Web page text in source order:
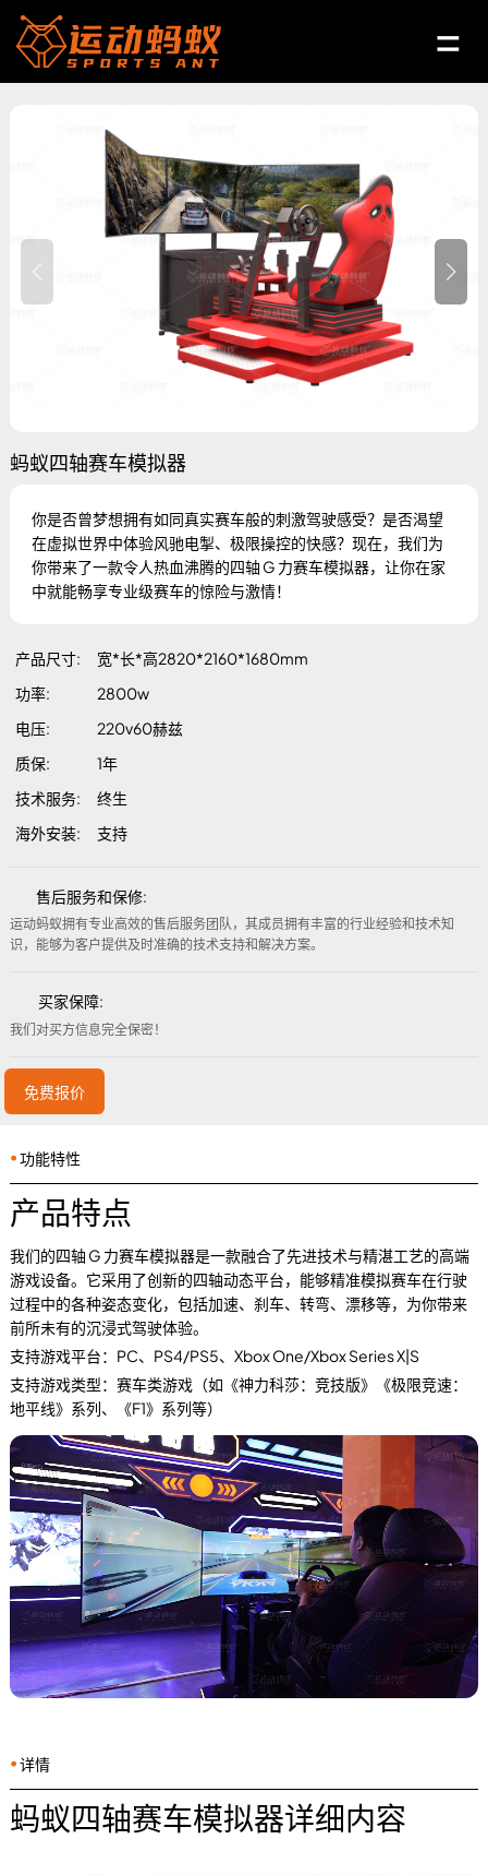
蚂蚁四轴赛车模拟器
你是否曾梦想拥有如同真实赛车般的刺激驾驶感受？是否渴望
在虚拟世界中体验风驰电掣、极限操控的快感？现在，我们为
你带来了一款令人热血沸腾的四轴 G 力赛车模拟器，让你在家
中就能畅享专业级赛车的惊险与激情！
产品尺寸
宽*长*高2820*2160*1680mm
功率
2800w
电压
220v60赫兹
质保
1年
技术服务
终生
海外安装
支持
售后服务和保修:
运动蚂蚁拥有专业高效的售后服务团队，其成员拥有丰富的行业经验和技术知
识，能够为客户提供及时准确的技术支持和解决方案。
买家保障:
我们对买方信息完全保密！
免费报价
⦁功能特性
产品特点
我们的四轴 G 力赛车模拟器是一款融合了先进技术与精湛工艺的高端
游戏设备。它采用了创新的四轴动态平台，能够精准模拟赛车在行驶
过程中的各种姿态变化，包括加速、刹车、转弯、漂移等，为你带来
前所未有的沉浸式驾驶体验。
支持游戏平台：PC、PS4/PS5、Xbox One/Xbox Series X|S
支持游戏类型：赛车类游戏（如《神力科莎：竞技版》《极限竞速：
地平线》系列、《F1》系列等）
⦁详情
蚂蚁四轴赛车模拟器详细内容